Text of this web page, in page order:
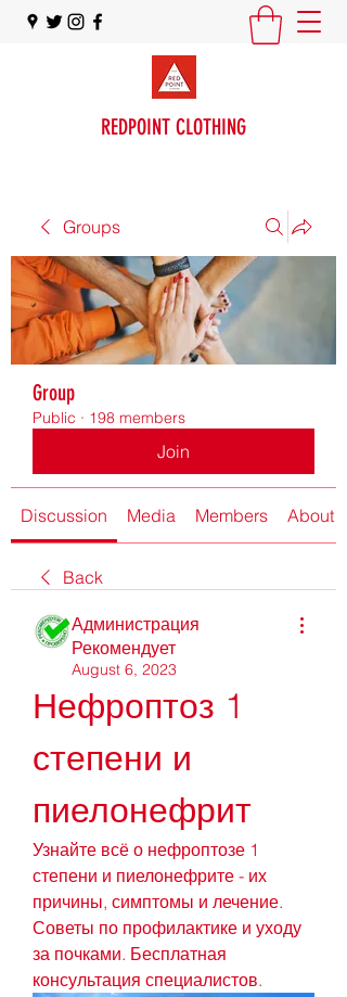
REDPOINT CLOTHING
Groups
Group
Public · 198 members
Join
Discussion Media Members About
Back
Администрация
Рекомендует
August 6, 2023
Нефроптоз 1
степени и
пиелонефрит
Узнайте всё о нефроптозе 1
степени и пиелонефрите - их
причины, симптомы и лечение.
Советы по профилактике и уходу
за почками. Бесплатная
консультация специалистов.